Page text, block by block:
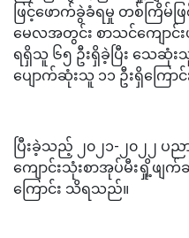
ဖြင့်ဖောက်ခွဲခံရမှု တစ်ကြိမ်ဖြ
မေလအတွင်း စာသင်ကျော
ရရှိသူ ၆၅ ဦးရှိခဲ့ပြီး သေဆုံး
ပျောက်ဆုံးသူ ၁၁ ဦးရှိကြေ
ပြီးခဲ့သည့် ၂၀၂၁-၂၀၂၂
ကျောင်းသုံးစာအုပ်မီးရှို့ဖျက်
ကြောင်း သိရသည်။